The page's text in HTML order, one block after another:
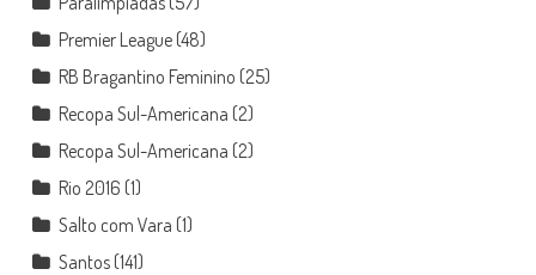
Premier League(48)
RB Bragantino Feminino (25)
Recopa Sul-Americana (2)
Recopa Sul-Americana (2)
Rio 2016 (1)
Salto com Vara (1)
Santos(141)